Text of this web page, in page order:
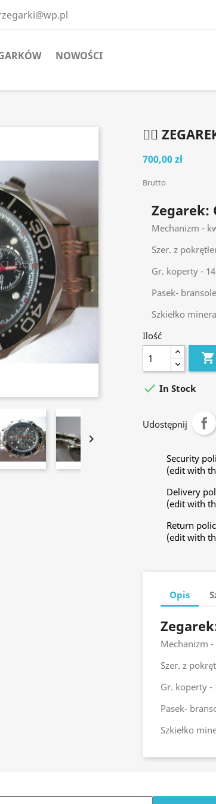
NOWOŚCI


700,00 zł
Brutto
Zegarek:
Mechanizm -
Szer. z
Gr. koperty -
Pasek-
Szkiełko
Ilość

 In Stock
Udostępnij
Security
(edit with
Delivery
(edit with
Return
(edit with
Opis
Mechanizm
Szer. z
Gr. koperty -
Pasek-
Szkiełko